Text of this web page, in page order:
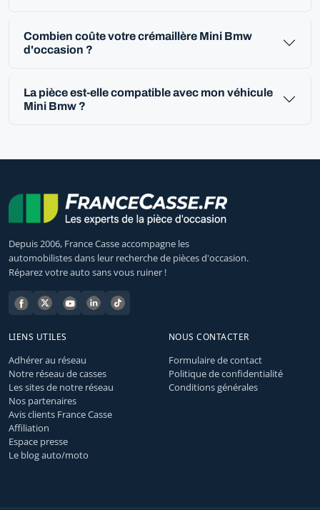
Combien coûte votre crémaillère Mini Bmw
d'occasion ?
La pièce est-elle compatible avec mon véhicule
Mini Bmw ?
Depuis 2006, France Casse accompagne les
automobilistes dans leur recherche de pièces d'occasion.
Réparez votre auto sans vous ruiner !
LIENS UTILES
Adhérer au réseau
Notre réseau de casses
Les sites de notre réseau
Nos partenaires
Avis clients France Casse
Affiliation
Espace presse
Le blog auto/moto
NOUS CONTACTER
Formulaire de contact
Politique de confidentialité
Conditions générales